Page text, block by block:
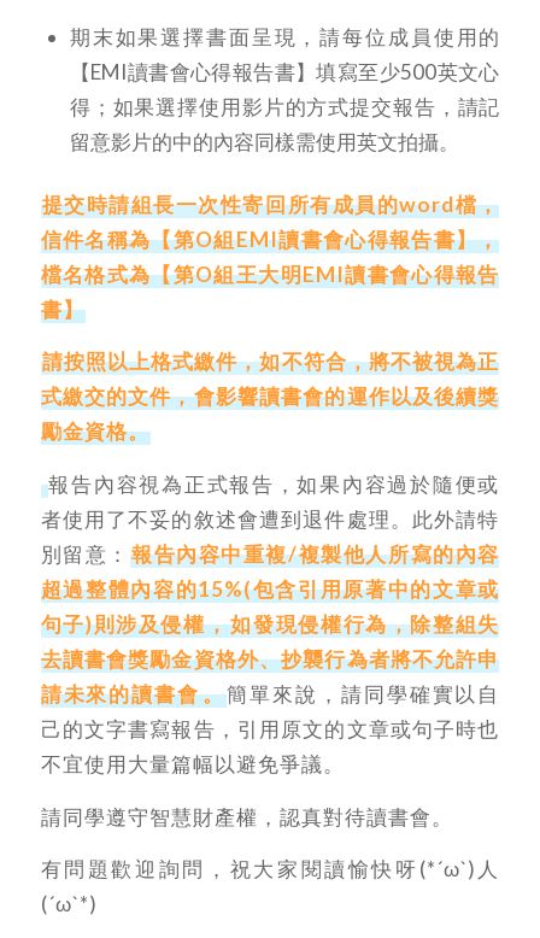
期末如果選擇書面呈現，請每位成員使用的
【EMI讀書會心得報告書】填寫至少500英文心
得；如果選擇使用影片的方式提交報告，請記
留意影片的中的內容同樣需使用英文拍攝。
提交時請組長一次性寄回所有成員的word檔，
信件名稱為【第O組EMI讀書會心得報告書】，
檔名格式為【第O組王大明EMI讀書會心得報告
書】
請按照以上格式繳件，如不符合，將不被視為正
式繳交的文件，會影響讀書會的運作以及後續獎
勵金資格。
報告內容視為正式報告，如果內容過於隨便或
者使用了不妥的敘述會遭到退件處理。此外請特
別留意： 報告內容中重複/複製他人所寫的內容
超過整體內容的15%(包含引用原著中的文章或
句子)則涉及侵權，如發現侵權行為，除整組失
去讀書會獎勵金資格外、抄襲行為者將不允許申
請未來的讀書會。簡單來說，請同學確實以自
己的文字書寫報告，引用原文的文章或句子時也
不宜使用大量篇幅以避免爭議。
請同學遵守智慧財產權，認真對待讀書會。
有問題歡迎詢問，祝大家閱讀愉快呀(*´ω`)人
(´ω`*)